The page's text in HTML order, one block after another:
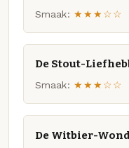
Smaak: ★★★☆☆
De Stout-
Smaak: ★★★☆☆
De Witbier-